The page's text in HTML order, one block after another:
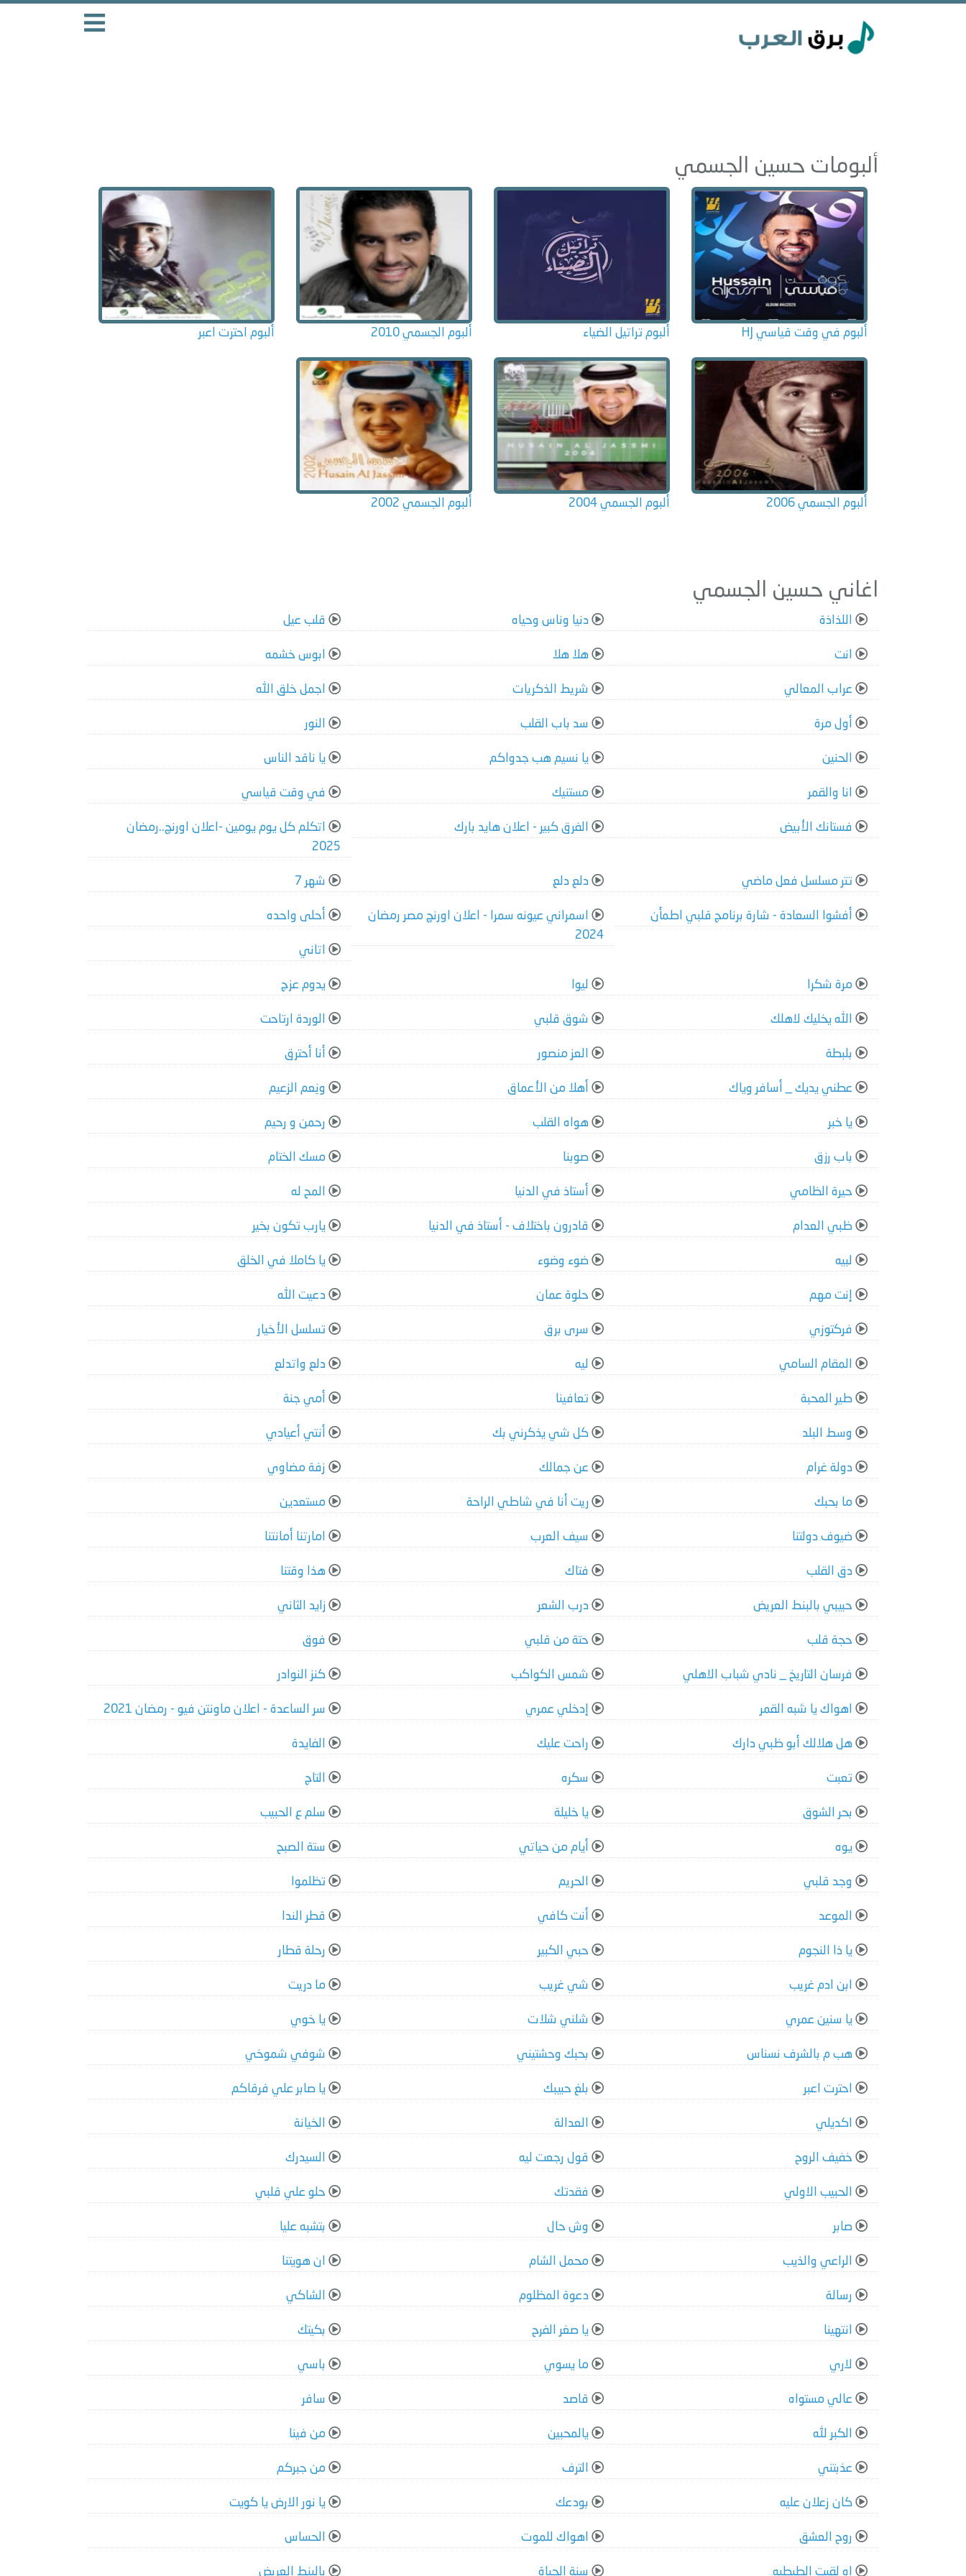
ألبومات حسين الجسمي
ألبوم في وقت قياسي HJ ألبوم تراتيل الضياء ألبوم الجسمي 2010 ألبوم احترت اعبر
ألبوم الجسمي 2006 ألبوم الجسمي 2004 ألبوم الجسمي 2002
اغاني حسين الجسمي
اللذاذة دنيا وناس وحياه قلب عيل
انت هلا هلا ابوس خشمه
عراب المعالي شريط الذكريات اجمل خلق الله
أول مرة سد باب القلب النور
الحنين يا نسيم هب جدواكم يا ناقد الناس
انا والقمر مستنيك في وقت قياسي
فستانك الأبيض الفرق كبير - اعلان هايد بارك
اتكلم كل يوم يومين -اعلان اورنچ..رمضان
2025
تتر مسلسل فعل ماضي دلع دلع شهر 7
أفشوا السعادة - شارة برنامج قلبي اطمأن
اسمراني عيونه سمرا - اعلان اورنچ مصر رمضان
2024
أحلى واحده
اتاني
مرة شكرا ليوا يدوم عزج
الله يخليك لاهلك شوق قلبي الوردة ارتاحت
بلبطة العز منصور أنا أحترق
عطني يديك _ أسافر وياك أهلا من الأعماق ونِعم الزعيم
يا خبر هواه القلب رحمن و رحيم
باب رزق صوبنا مسك الختام
حيرة الظامي أستاذ في الدنيا المح له
ظبي العدام قادرون باختلاف - أستاذ في الدنيا يارب تكون بخير
لبيه ضوء وضوء يا كاملا في الخلق
إنت مهم حلوة عمان دعيت الله
فركتوزي سرى برق تسلسل الأخيار
المقام السامي ليه دلع واتدلع
طير المحبة تعافينا أمي جنة
وسط البلد كل شي يذكرني بك أنتي أعيادي
دولة غرام عن جمالك زفة مضاوي
ما بحبك ريت أنا في شاطي الراحة مستعدين
ضيوف دولتنا سيف العرب امارتنا أمانتنا
دق القلب فتاك هذا وقتنا
حبيبي بالبنط العريض درب الشعر زايد الثاني
حجة قلب حتة من قلبي فوق
فرسان التاريخ _ نادي شباب الاهلي شمس الكواكب كنز النوادر
اهواك يا شبه القمر إدخلي عمري سر الساعدة - اعلان ماونتن فيو - رمضان 2021
هل هلالك أبو ظبي دارك راحت عليك الفايدة
تعبت سكره التاج
بحر الشوق يا خليلة سلم ع الحبيب
يوه أيام من حياتي ستة الصبح
وجد قلبي الحريم تظلموا
الموعد أنت كافي قطر الندا
يا ذا النجوم حبي الكبير رحلة قطار
ابن ادم غريب شي غريب ما دريت
يا سنين عمري شلني شلات يا خوي
هب م بالشرف نسناس بحبك وحشتيني شوفي شموخي
احترت اعبر بلغ حبيبك يا صابر علي فرقاكم
اكديلي العدالة الخيانة
خفيف الروح قول رجعت ليه السيدرك
الحبيب الاولي فقدتك حلو علي قلبي
صابر وش حال بتشبه عليا
الراعي والذيب محمل الشام ان هويتنا
رسالة دعوة المظلوم الشاكي
انتهينا يا صغر الفرح بكيتك
لاري ما يسوي باسي
عالي مستواه قاصد سافر
الكبر لله يالمحبين من فينا
عذبتني الترف من جبركم
كان زعلان عليه بودعك يا نور الارض يا كويت
روح العشق اهواك للموت الحساس
اه لقيت الطبطبه سنة الحياة بالبنط العريض